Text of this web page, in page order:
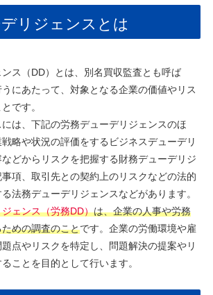
リジェンスとは
ス（DD）とは、別名買収監査とも呼ば
にあたって、対象となる企業の価値やリス
です。
は、下記の労務デューデリジェンスのほ
略や状況の評価をするビジネスデューデリ
どからリスクを把握する財務デューデリジ
項、取引先との契約上のリスクなどの法的
法務デューデリジェンスなどがあります。
ェンス（労務DD）は、企業の人事や労務
めの調査のことです。企業の労働環境や雇
点やリスクを特定し、問題解決の提案やリ
ことを目的として行います。